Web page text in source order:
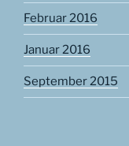
Februar 2016
Januar 2016
September 2015